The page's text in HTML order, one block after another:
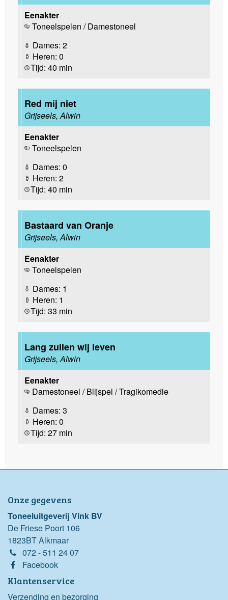
Eenakter
Toneelspelen / Damestoneel
Dames: 2
Heren: 0
Tijd: 40 min
Red mij niet
Grijseels, Alwin
Eenakter
Toneelspelen
Dames: 0
Heren: 2
Tijd: 40 min
Bastaard van Oranje
Grijseels, Alwin
Eenakter
Toneelspelen
Dames: 1
Heren: 1
Tijd: 33 min
Lang zullen wij leven
Grijseels, Alwin
Eenakter
Damestoneel / Blijspel / Tragikomedie
Dames: 3
Heren: 0
Tijd: 27 min
Onze gegevens
Toneeluitgeverij Vink BV
De Friese Poort 106
1823BT Alkmaar
072 - 511 24 07
Facebook
Klantenservice
Verzending en bezorging